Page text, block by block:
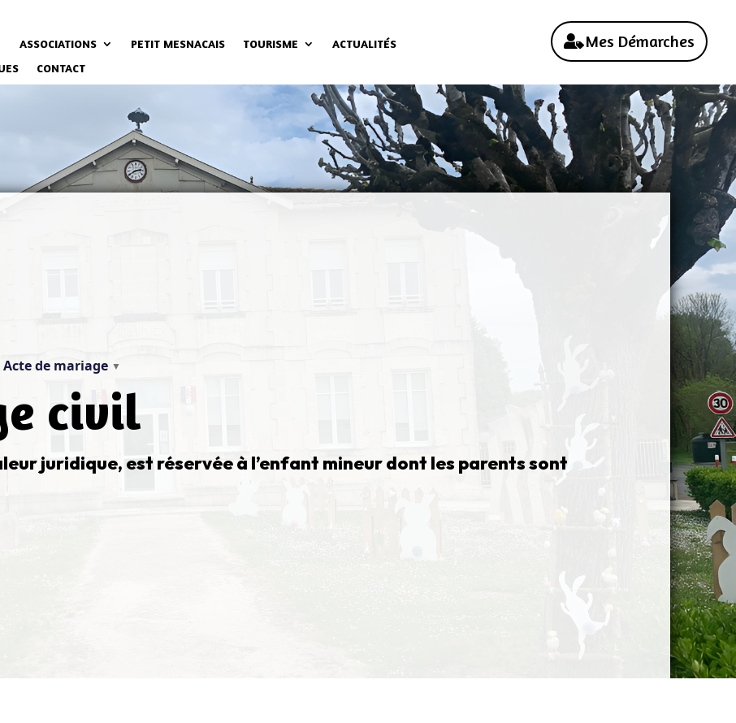
ASSOCIATIONS PETIT MESNACAIS TOURISME
ACTUALITÉS
CONTACT
Mes Démarches
Acte de mariage ▼
civil
juridique, est réservée à l’enfant mineur dont les parents sont